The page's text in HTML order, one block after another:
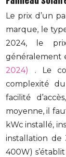
Le prix d’un
marque, le
2024, le
généralement
2024) . Le
complexité
facilité
moyenne, il
kWc installé,
installation de
400W)